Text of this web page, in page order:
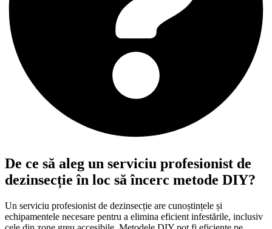
De ce să aleg un serviciu profesionist de
dezinsecție în loc să încerc metode DIY?
Un serviciu profesionist de dezinsecție are cunoștințele și
echipamentele necesare pentru a elimina eficient infestările, inclusiv